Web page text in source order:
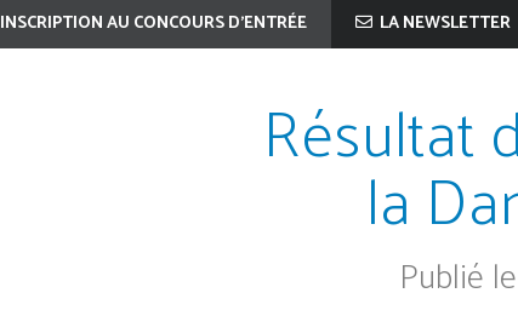
INSCRIPTION AU CONCOURS D'ENTRÉE LA NEWSLETTER
Résultat
la
Publié